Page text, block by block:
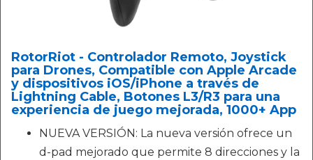
RotorRiot - Controlador Remoto, Joystick
para Drones, Compatible con Apple Arcade
y dispositivos iOS/iPhone a través de
Lightning Cable, Botones L3/R3 para una
experiencia de juego mejorada, 1000+ App
NUEVA VERSIÓN: La nueva versión ofrece un
d-pad mejorado que permite 8 direcciones y la